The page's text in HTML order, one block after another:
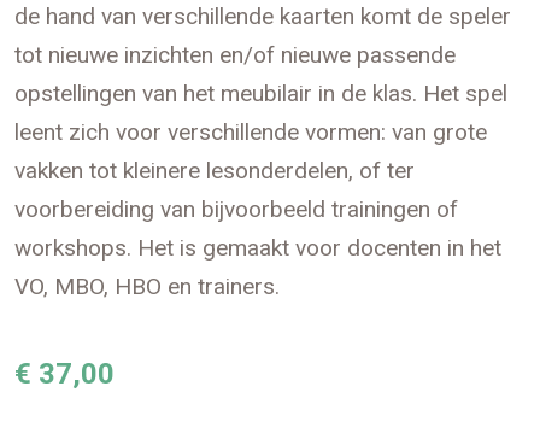
de hand van verschillende kaarten komt de speler
tot nieuwe inzichten en/of nieuwe passende
opstellingen van het meubilair in de klas. Het spel
leent zich voor verschillende vormen: van grote
vakken tot kleinere lesonderdelen, of ter
voorbereiding van bijvoorbeeld trainingen of
workshops. Het is gemaakt voor docenten in het
VO, MBO, HBO en trainers.
€ 37,00